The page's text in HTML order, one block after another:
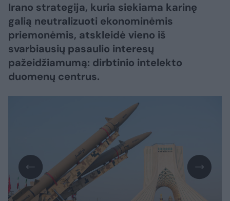
Irano strategija, kuria siekiama karinę
galią neutralizuoti ekonominėmis
priemonėmis, atskleidė vieno iš
svarbiausių pasaulio interesų
pažeidžiamumą: dirbtinio intelekto
duomenų centrus.